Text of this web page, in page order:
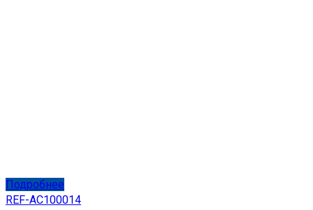
Подробнее
REF-AC100014